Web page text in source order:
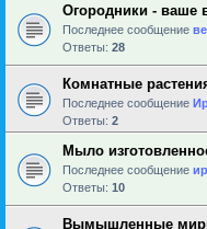
Огородники - ваше
Последнее сообщение
Ответы: 28
Комнатные
Последнее сообщение
Ответы: 2
Мыло
Последнее сообщение
Ответы: 10
Вымышленные